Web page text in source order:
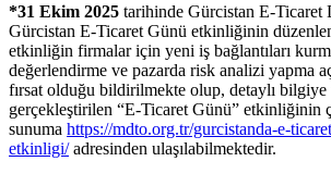
*31 Ekim 2025 tarihinde Gürcistan E-Ticaret
Gürcistan E-Ticaret Günü etkinliğinin
etkinliğin firmalar için yeni iş bağlantıları
değerlendirme ve pazarda risk analizi yapma
fırsat olduğu bildirilmekte olup, detaylı bilgiye
gerçekleştirilen “E-Ticaret Günü” etkinliğinin
sunuma https://mdto.org.tr/gurcistanda-e-
etkinligi/adresinden ulaşılabilmektedir.